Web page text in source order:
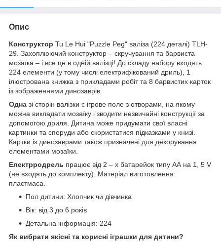
Опис
Конструктор Tu Le Hui "Puzzle Peg" валіза (224 деталі) TLH-
29. Захоплюючий конструктор – скручування та барвиста
мозаїка – і все це в одній валізці! До складу набору входять
224 елементи (у тому числі електрифікований дриль), 1
ілюстрована книжка з прикладами робіт та 8 барвистих карток
із зображеннями динозаврів.
Одна зі сторін валізки є ігрове поле з отворами, на якому
можна викладати мозаїку і зводити незвичайні конструкції за
допомогою дриля. Дитина може придумати свої власні
картинки та споруди або скористатися підказками у книзі.
Картки із динозаврами також призначені для декорування
елементами мозаїки.
Електрродрель працює від 2 – х батарейок типу АА на 1, 5 V
(не входять до комплекту). Матеріал виготовлення:
пластмаса.
Пол дитини: Хлопчик чи дівчинка
Вік: від 3 до 6 років
Детальна інформація: 224
Як вибрати якісні та корисні іграшки для дитини?